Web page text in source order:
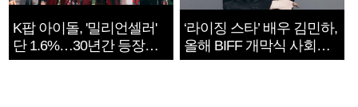
K팝 아이돌, '밀리언셀러'
단 1.6%…30년간 등장
1182개팀 전수조사
‘라이징 스타’ 배우 김민하,
올해 BIFF 개막식 사회자
확정